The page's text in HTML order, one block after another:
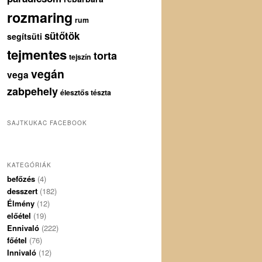
rozmaring rum
segítsüti sütőtök
tejmentes tejszín torta
vega vegán
zabpehely élesztős tészta
SAJTKUKAC FACEBOOK
KATEGÓRIÁK
befőzés (4)
desszert (182)
Élmény (12)
előétel (19)
Ennivaló (222)
főétel (76)
Innivaló (12)